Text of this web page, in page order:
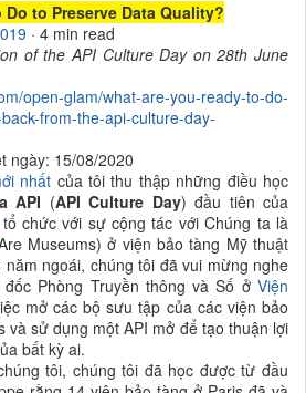
to Preserve Data Quality?
· 4 min read
of the API Culture Day on 28th June
open-glam/what-are-you-ready-to-do-
from-the-api-culture-day-
ngày: 15/08/2020
nhất của tôi thu thập những điều học
API (API Culture Day) đầu tiên của
tổ chức với sự cộng tác với Chúng ta là
Museums) ở viện bảo tàng Mỹ thuật
năm ngoái, chúng tôi đã vui mừng nghe
đốc Phòng Truyền thông và Số ởViện
mở các bộ sưu tập của các viện bảo
và sử dụng một API mở để tạo thuận lợi
bất kỳ ai.
tôi, chúng tôi đã học được từ đầu